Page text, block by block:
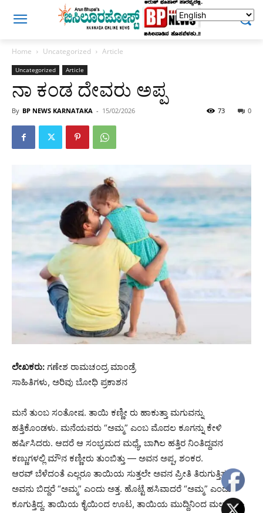
Home Uncategorized Article
Uncategorized Article
ನಾ ಕಂಡ ದೇವರು ಅಪ್ಪ
By BP NEWS KARNATAKA - 15/02/2026 0
73
ಲೇಖಕರು: ಗಣೇಶ ರಾಮಚಂದ್ರ ಮಾಂಡ್ರೆ
ಸಾಹಿತಿಗಳು, ಅರಿವು ಬೋಧಿ ಪ್ರಕಾಶನ
ಮನೆ ತುಂಬ ಸಂತೋಷ. ತಾಯಿ ಕಣ್ಣೀ ರು ಹಾಕುತ್ತಾ ಮಗುವನ್ನು
ಹತ್ತಿಕೊಂಡಳು. ಮನೆಯವರು “ಅಮ್ಮ” ಎಂಬ ಮೊದಲ ಕೂಗನ್ನು ಕೇಳಿ
ಹರ್ಷಿಸಿದರು. ಆದರೆ ಆ ಸಂಭ್ರಮದ ಮಧ್ಯೆ, ಬಾಗಿಲ ಹತ್ತಿರ ನಿಂತಿದ್ದವನ
ಕಣ್ಣುಗಳಲ್ಲಿ ಮೌನ ಕಣ್ಣೀರು ತುಂಬಿತ್ತು — ಅವನ ಅಪ್ಪ, ಶಂಕರ.
ಆರವ್ ಬೆಳೆದಂತೆ ಎಲ್ಲರೂ ತಾಯಿಯ ಸುತ್ತಲೇ ಅವನ ಪ್ರೀತಿ ತಿರುಗುತ್ತಿತ್ತು.
ಅವನು ಬಿದ್ದರೆ “ಅಮ್ಮ” ಎಂದು ಅತ್ತ. ಹೊಟ್ಟೆ ಹಸಿವಾದರೆ “ಅಮ್ಮ” ಎಂದು
ಕೂಗುತ್ತಿದ್ದ. ತಾಯಿಯ ಕೈಯಿಂದ ಊಟ, ತಾಯಿಯ ಮುದ್ದಿನಿಂದ ಮಲಗು —